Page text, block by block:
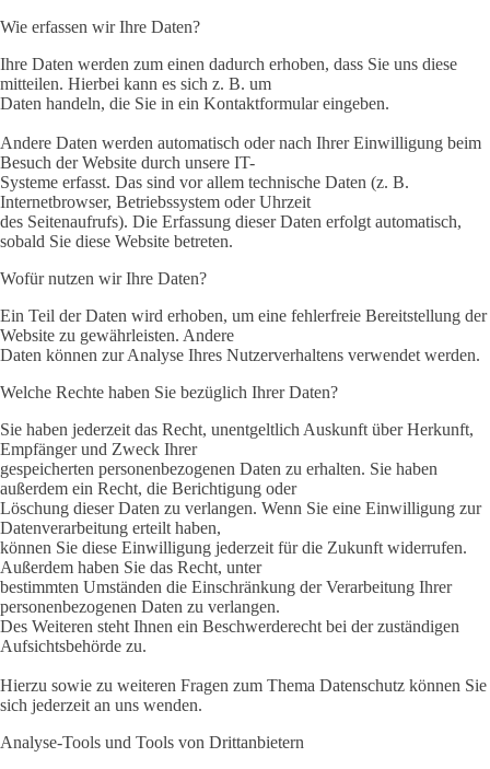
Wie erfassen wir Ihre Daten?
Ihre Daten werden zum einen dadurch erhoben, dass Sie uns diese
mitteilen. Hierbei kann es sich z. B. um
Daten handeln, die Sie in ein Kontaktformular eingeben.
Andere Daten werden automatisch oder nach Ihrer Einwilligung beim
Besuch der Website durch unsere IT-
Systeme erfasst. Das sind vor allem technische Daten (z. B.
Internetbrowser, Betriebssystem oder Uhrzeit
des Seitenaufrufs). Die Erfassung dieser Daten erfolgt automatisch,
sobald Sie diese Website betreten.
Wofür nutzen wir Ihre Daten?
Ein Teil der Daten wird erhoben, um eine fehlerfreie Bereitstellung der
Website zu gewährleisten. Andere
Daten können zur Analyse Ihres Nutzerverhaltens verwendet werden.
Welche Rechte haben Sie bezüglich Ihrer Daten?
Sie haben jederzeit das Recht, unentgeltlich Auskunft über Herkunft,
Empfänger und Zweck Ihrer
gespeicherten personenbezogenen Daten zu erhalten. Sie haben
außerdem ein Recht, die Berichtigung oder
Löschung dieser Daten zu verlangen. Wenn Sie eine Einwilligung zur
Datenverarbeitung erteilt haben,
können Sie diese Einwilligung jederzeit für die Zukunft widerrufen.
Außerdem haben Sie das Recht, unter
bestimmten Umständen die Einschränkung der Verarbeitung Ihrer
personenbezogenen Daten zu verlangen.
Des Weiteren steht Ihnen ein Beschwerderecht bei der zuständigen
Aufsichtsbehörde zu.
Hierzu sowie zu weiteren Fragen zum Thema Datenschutz können Sie
sich jederzeit an uns wenden.
Analyse-Tools und Tools von Drittanbietern